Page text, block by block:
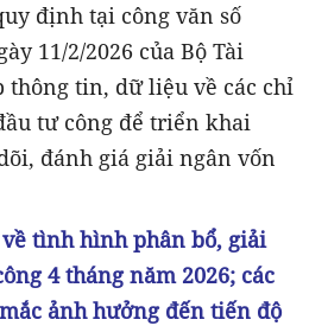
định tại công văn số
11/2/2026 của Bộ Tài
thông tin, dữ liệu về các chỉ
tư công để triển khai
đánh giá giải ngân vốn
về tình hình phân bổ, giải
4 tháng năm 2026; các
ảnh hưởng đến tiến độ